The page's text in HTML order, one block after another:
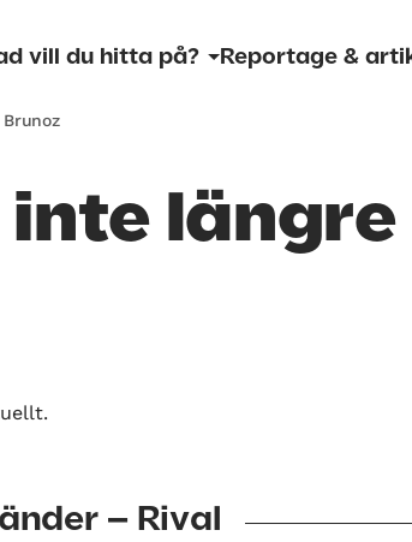
vill du hitta på? Reportage &
Brunoz
inte längre
– Rival